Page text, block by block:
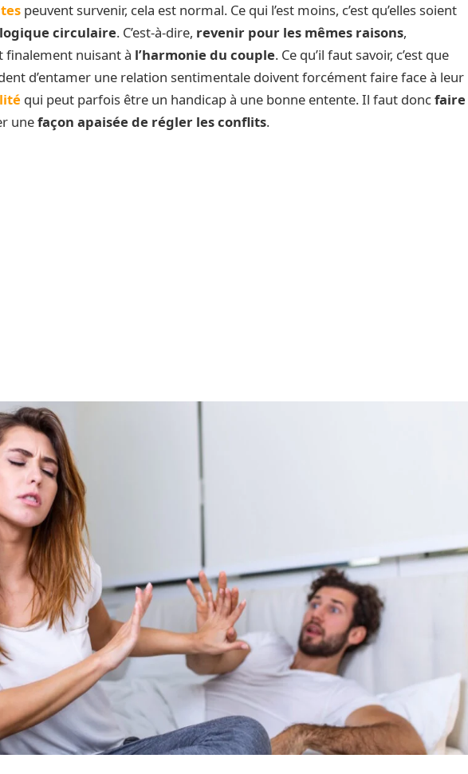
peuvent survenir, cela est normal. Ce qui l’est moins, c’est qu’elles soient
logique circulaire. C’est-à-dire, revenir pour les mêmes raisons,
finalement nuisant à l’harmonie du couple. Ce qu’il faut savoir, c’est que
d’entamer une relation sentimentale doivent forcément faire face à leur
qui peut parfois être un handicap à une bonne entente. Il faut doncfaire
unefaçon apaisée de régler les conflits.